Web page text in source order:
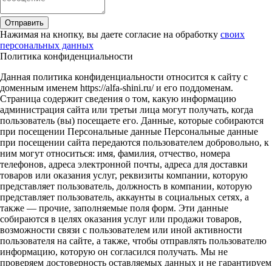
Отправить
Нажимая на кнопку, вы даете согласие на обработку своих
персональных данных
Политика конфиденциальности
Данная политика конфиденциальности относится к сайту с
доменным именем https://alfa-shini.ru/ и его поддоменам.
Страница содержит сведения о том, какую информацию
администрация сайта или третьи лица могут получать, когда
пользователь (вы) посещаете его. Данные, которые собираются
при посещении Персональные данные Персональные данные
при посещении сайта передаются пользователем добровольно, к
ним могут относиться: имя, фамилия, отчество, номера
телефонов, адреса электронной почты, адреса для доставки
товаров или оказания услуг, реквизиты компании, которую
представляет пользователь, должность в компании, которую
представляет пользователь, аккаунты в социальных сетях, а
также — прочие, заполняемые поля форм. Эти данные
собираются в целях оказания услуг или продажи товаров,
возможности связи с пользователем или иной активности
пользователя на сайте, а также, чтобы отправлять пользователю
информацию, которую он согласился получать. Мы не
проверяем достоверность оставляемых данных и не гарантируем